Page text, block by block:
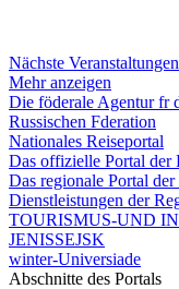
Nächste Veranstaltungen
Mehr anzeigen
Die föderale Agentur fr
Russischen Fderation
Nationales Reiseportal
Das offizielle Portal der
Das regionale Portal
Dienstleistungen der
TOURISMUS-UND
JENISSEJSK
winter-Universiade
Abschnitte des Portals